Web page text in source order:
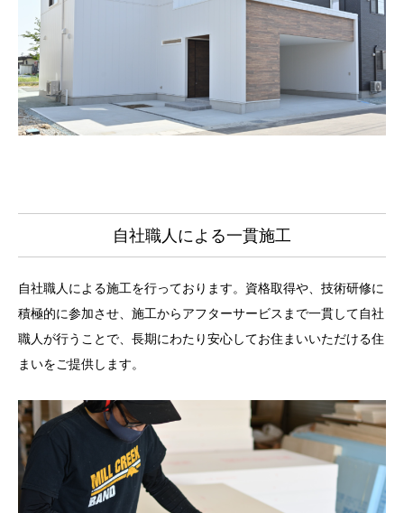
自社職人による一貫施工
自社職人による施工を行っております。資格取得や、技術研修に
積極的に参加させ、施工からアフターサービスまで一貫して自社
職人が行うことで、長期にわたり安心してお住まいいただける住
まいをご提供します。